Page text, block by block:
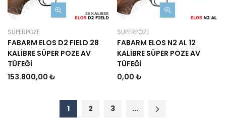
SÜPERPOZE
FABARM ELOS D2 FIELD 28
KALİBRE SÜPER POZE AV
TÜFEĞİ
153.800,00 ₺
SÜPERPOZE
FABARM ELOS N2 AL 12
KALİBRE SÜPER POZE AV
TÜFEĞİ
0,00 ₺
1 2 3 ...